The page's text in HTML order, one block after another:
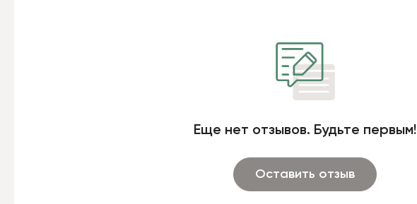
Еще нет отзывов. Будьте первым!
Оставить отзыв